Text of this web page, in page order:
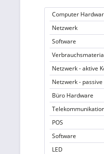
Computer
Netzwerk
Software
Netzwerk - aktive
Netzwerk -
Büro Hardware
POS
Software
LED